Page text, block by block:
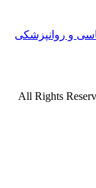
و روانپزشکی